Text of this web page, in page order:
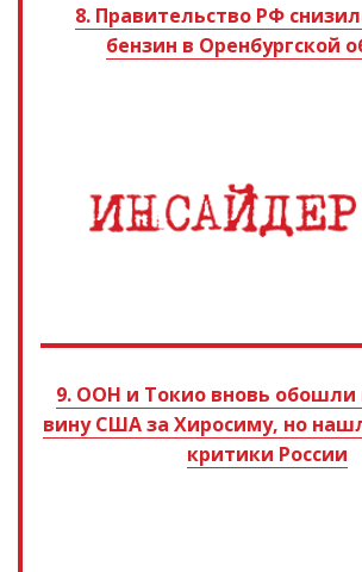
8. Правительство РФ
бензин в Оренбургской
9. ООН и Токио вновь
вину США за Хиросиму, но
критики России